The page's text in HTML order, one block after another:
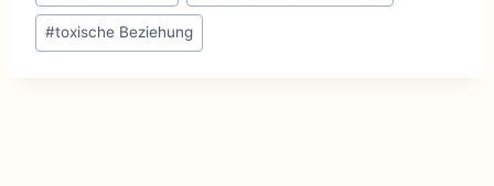
#toxische Beziehung